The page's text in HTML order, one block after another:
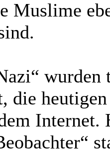
Muslime
die
Internet.